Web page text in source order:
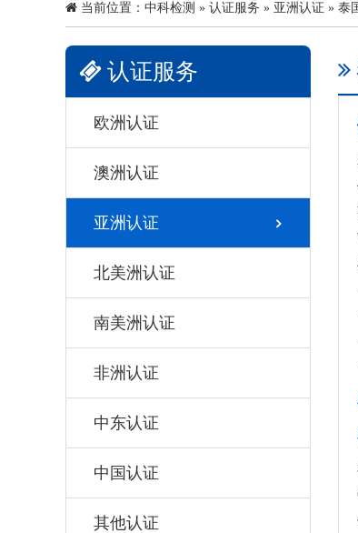
当前位置： 中科检测 » 认证服务 » 亚洲认证 » 泰
认证服务
欧洲认证
澳洲认证
亚洲认证
北美洲认证
南美洲认证
非洲认证
中东认证
中国认证
其他认证